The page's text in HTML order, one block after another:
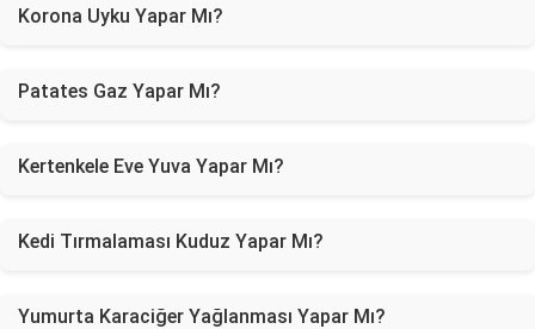
Korona Uyku Yapar Mı?
Patates Gaz Yapar Mı?
Kertenkele Eve Yuva Yapar Mı?
Kedi Tırmalaması Kuduz Yapar Mı?
Yumurta Karaciğer Yağlanması Yapar Mı?